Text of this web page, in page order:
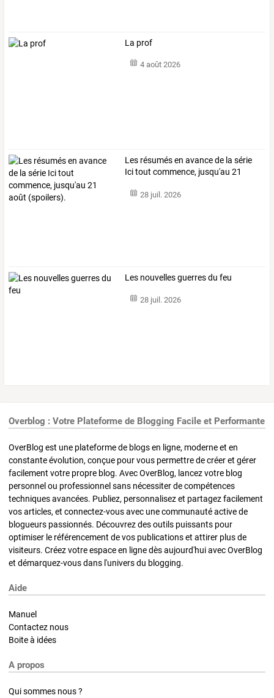
La prof
4 août 2026
Les résumésen avancede la série
Icitout commence, jusqu'au 21
28 juil. 2026
Les nouvelles guerres du feu
28 juil. 2026
Overblog : Votre Plateforme de Blogging Facile et Performante
OverBlog est une plateforme de blogs en ligne, moderne et en
constante évolution, conçue pour vous permettre de créer et gérer
facilement votre propre blog. Avec OverBlog, lancez votre blog
personnel ou professionnel sans nécessiter de compétences
techniques avancées. Publiez, personnalisez et partagez facilement
vos articles, et connectez-vous avec une communauté active de
blogueurs passionnés. Découvrez des outils puissants pour
optimiser le référencement de vos publications et attirer plus de
visiteurs. Créez votre espace en ligne dès aujourd'hui avec OverBlog
et démarquez-vous dans l'univers du blogging.
Aide
Manuel
Contactez nous
Boite à idées
A propos
Qui sommes nous ?